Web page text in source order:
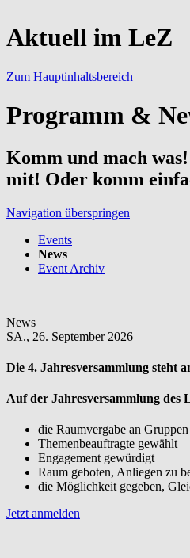
Aktuell im LeZ
Zum Hauptinhaltsbereich
Programm &
Komm und mach
mit! Oder komm
Navigation überspringen
Events
News
Event Archiv
News
SA., 26. September 2026
Die 4. Jahresversammlung steht
Auf der Jahresversammlung des
die Raumvergabe an
Themenbeauftragte gewählt
Engagement gewürdigt
Raum geboten, Anliegen zu
die Möglichkeit gegeben,
Jetzt anmelden